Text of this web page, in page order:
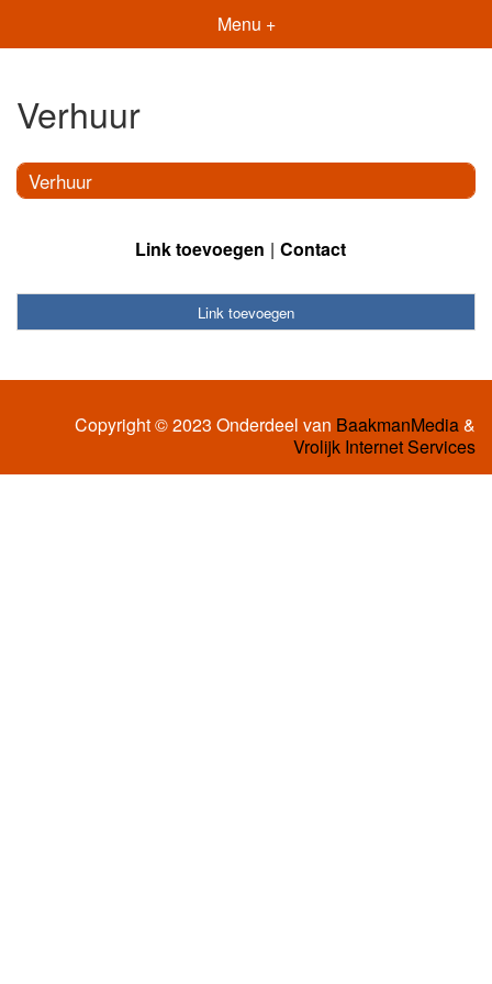
Menu +
Verhuur
Verhuur
Link toevoegen Contact
Link toevoegen
Copyright © 2023 Onderdeel van BaakmanMedia&
Vrolijk Internet Services